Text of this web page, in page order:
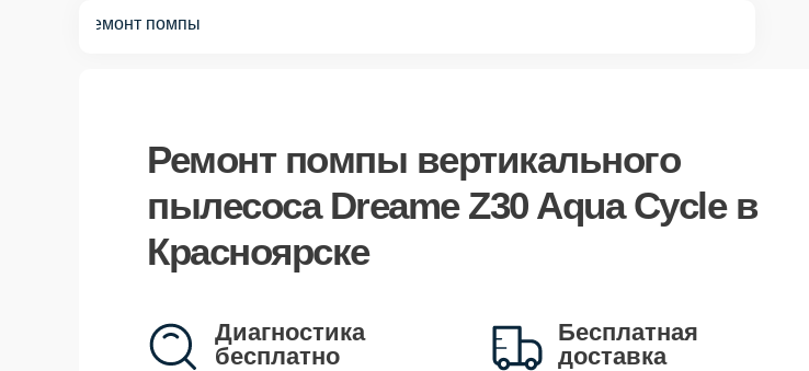
Ремонт помпы
Ремонт помпы вертикального
пылесоса Dreame Z30 Aqua Cycle в
Красноярске
Диагностика
бесплатно
Бесплатная
доставка